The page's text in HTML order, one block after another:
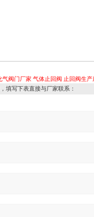
气阀门厂家 气体止回阀 止回阀生产
填写下表直接与厂家联系：